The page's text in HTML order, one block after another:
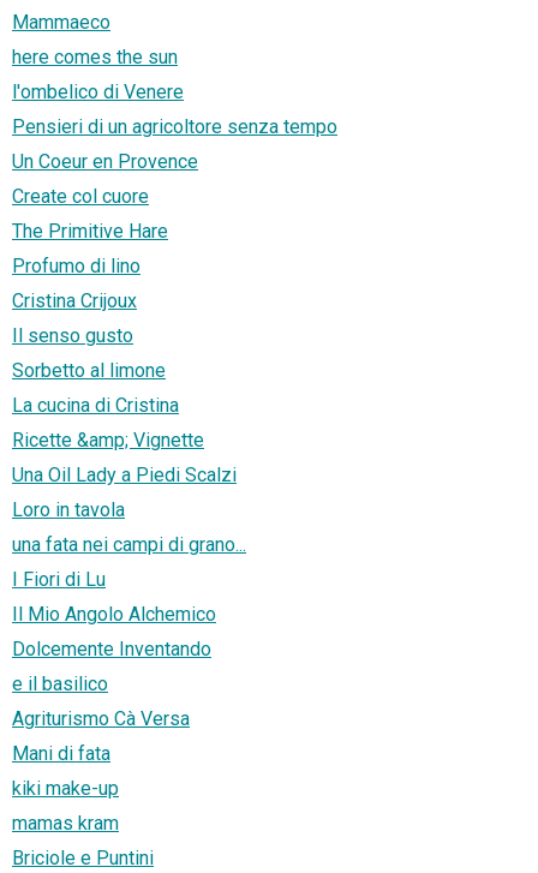
Mammaeco
here comes the sun
l'ombelico di Venere
Pensieri di un agricoltore senza tempo
Un Coeur en Provence
Create col cuore
The Primitive Hare
Profumo di lino
Cristina Crijoux
Il senso gusto
Sorbetto al limone
La cucina di Cristina
Ricette &amp; Vignette
Una Oil Lady a Piedi Scalzi
Loro in tavola
una fata nei campi di grano...
I Fiori di Lu
Il Mio Angolo Alchemico
Dolcemente Inventando
e il basilico
Agriturismo Cà Versa
Mani di fata
kiki make-up
mamas kram
Briciole e Puntini